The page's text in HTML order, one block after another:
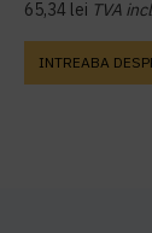
65,34 lei TVA
INTREABA